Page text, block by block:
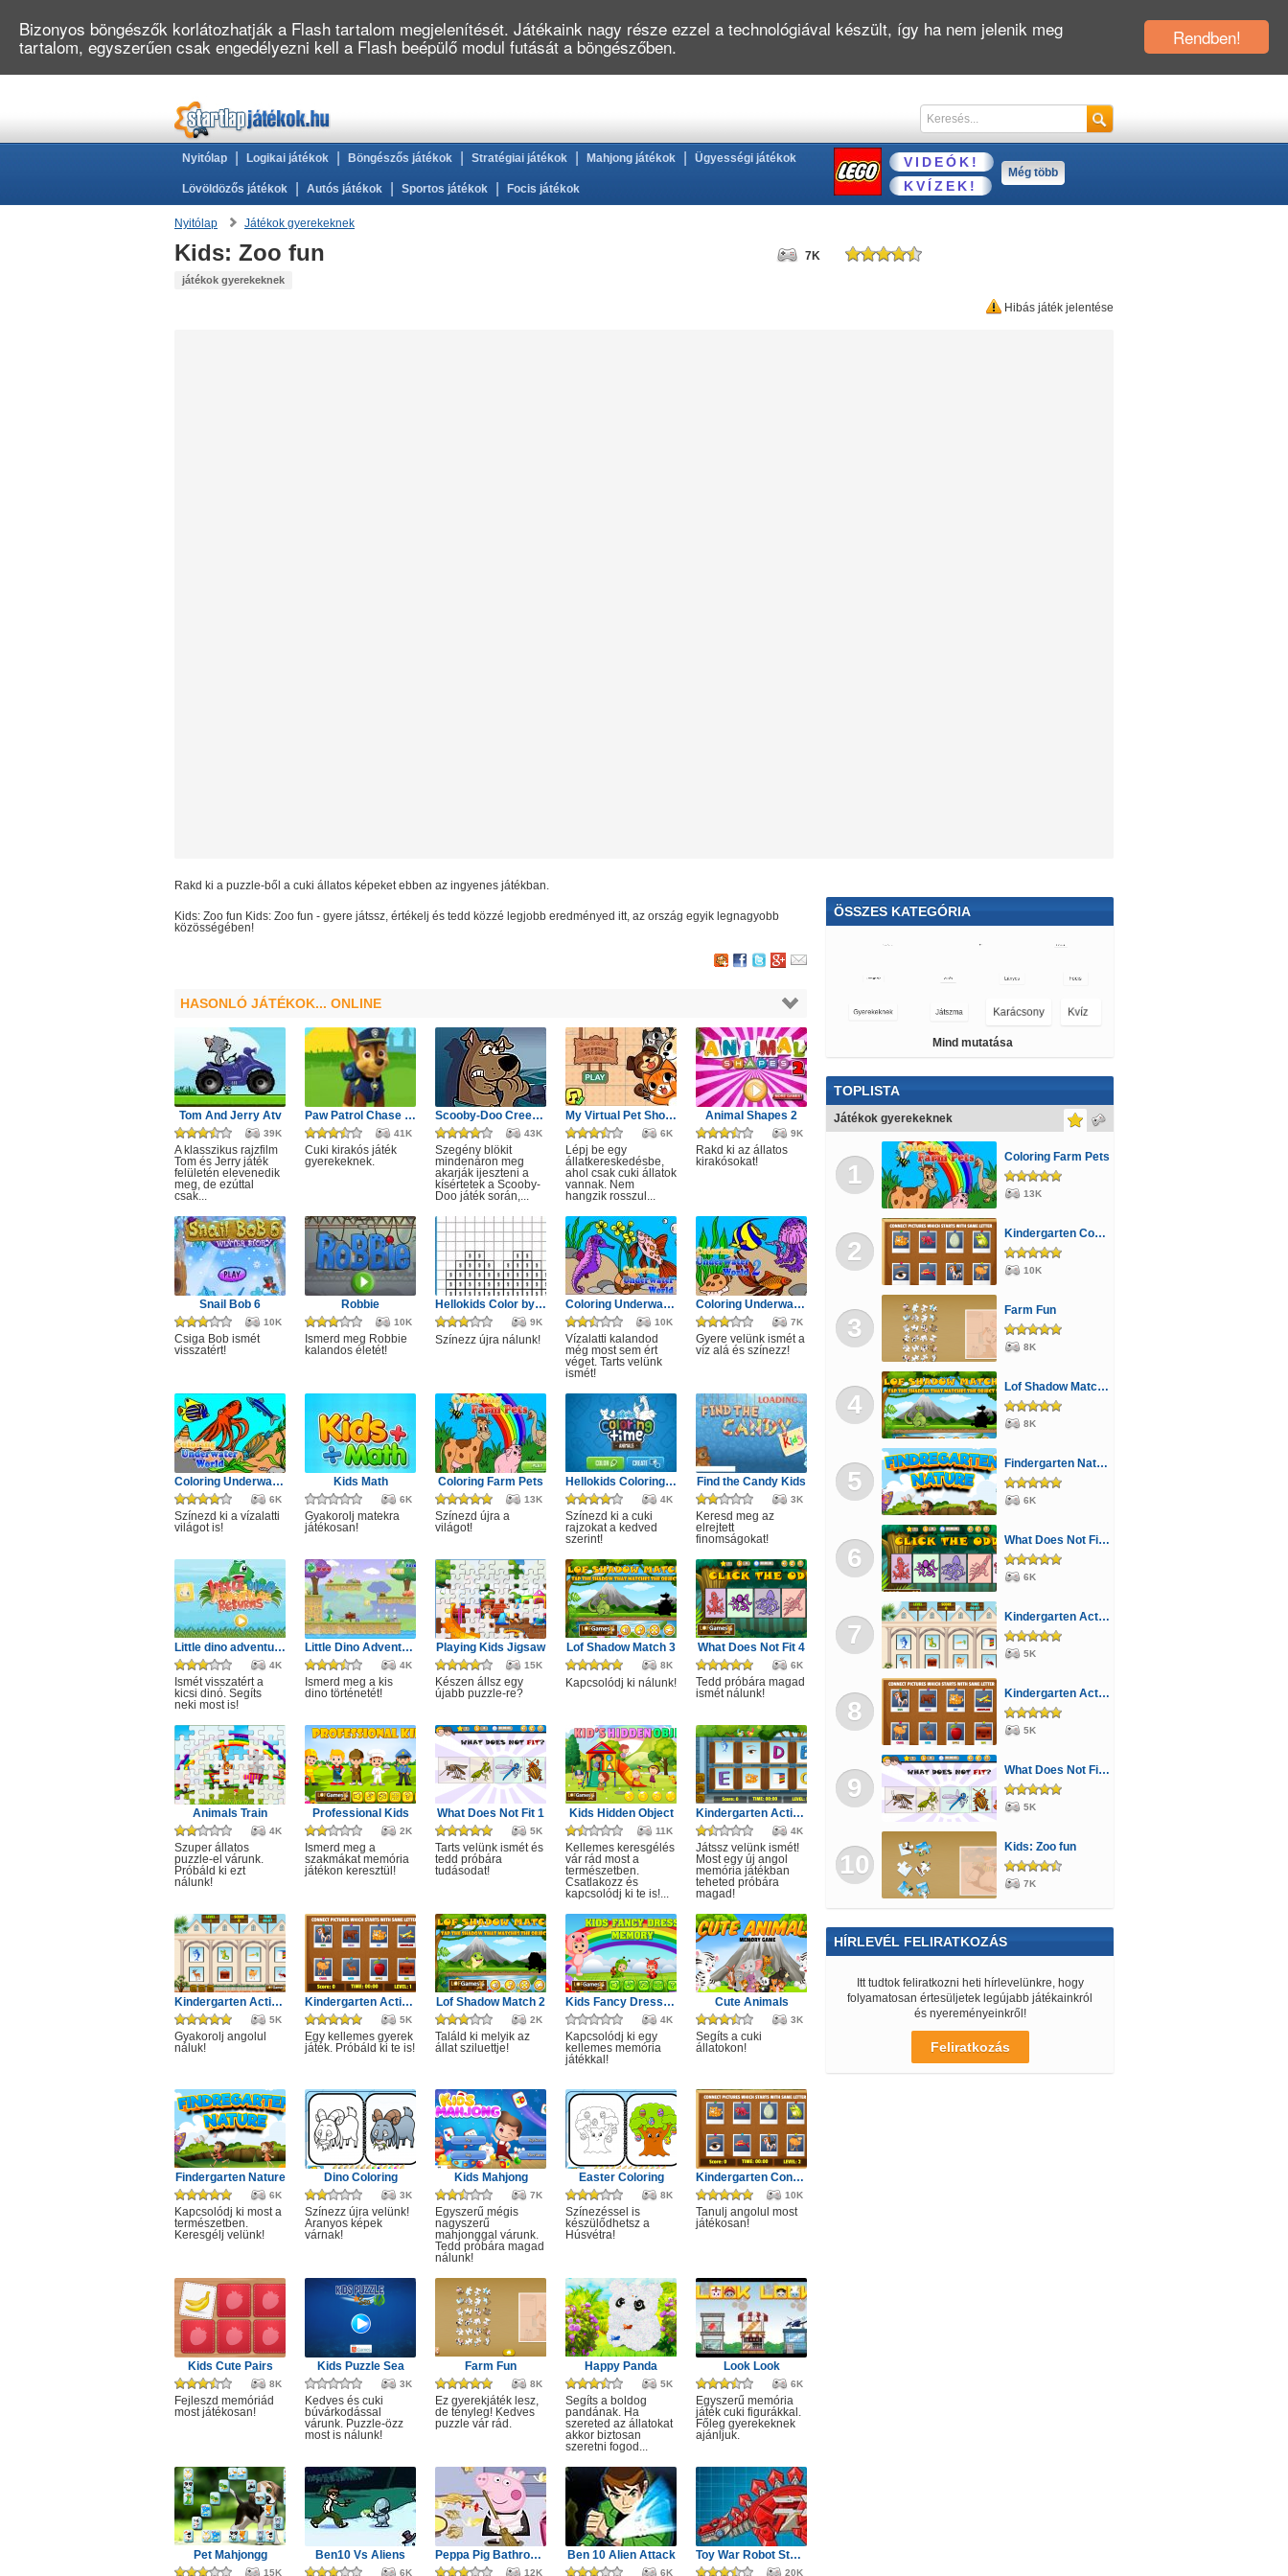
Nyitólap Logikai játékok Böngészős játékok Stratégiai játékok Mahjong játékok Ügyességi játékok
Lövöldözős játékok Autós játékok Sportos játékok Focis játékok
VIDEÓK!
KVÍZEK!
Még több
Nyitólap Játékok gyerekeknek
Kids: Zoo fun
játékok gyerekeknek
7K
Hibás játék jelentése
Rakd ki a puzzle-ből a cuki állatos képeket ebben az ingyenes játékban.
Kids: Zoo fun - gyere játssz, értékelj és tedd közzé legjobb eredményed itt, az ország egyik legnagyobb
Kids: Zoo fun
közösségében!
HASONLÓ JÁTÉKOK... ONLINE
Tom And Jerry Atv
39K
A klasszikus rajzfilm
Tom és Jerry játék
felületén elevenedik
meg, de ezúttal
csak...
Paw Patrol Chase Puzzle
41K
Cuki kirakós játék
gyerekeknek.
Scooby-Doo Creepy Castle
43K
Szegény blökit
mindenáron meg
akarják ijeszteni a
kísértetek a Scooby-
Doo játék során,...
My Virtual Pet Shop Cute Animals
6K
Lépj be egy
állatkereskedésbe,
ahol csak cuki állatok
vannak. Nem
hangzik rosszul...
Animal Shapes 2
9K
Rakd ki az állatos
kirakósokat!
Snail Bob 6
10K
Csiga Bob ismét
visszatért!
Robbie
10K
Ismerd meg Robbie
kalandos életét!
Hellokids Color by Number
9K
Színezz újra nálunk!
Coloring Underwater World 3
10K
Vízalatti kalandod
még most sem ért
véget. Tarts velünk
ismét!
Coloring Underwater World 2
7K
Gyere velünk ismét a
víz alá és színezz!
Coloring Underwater World
6K
Színezd ki a vízalatti
világot is!
Kids Math
6K
Gyakorolj matekra
játékosan!
Coloring Farm Pets
13K
Színezd újra a
világot!
Hellokids Coloring Time
4K
Színezd ki a cuki
rajzokat a kedved
szerint!
Find the Candy Kids
3K
Keresd meg az
elrejtett
finomságokat!
Little dino adventure returns
4K
Ismét visszatért a
kicsi dinó. Segíts
neki most is!
Little Dino Adventure
4K
Ismerd meg a kis
dino történetét!
Playing Kids Jigsaw
15K
Készen állsz egy
újabb puzzle-re?
Lof Shadow Match 3
8K
Kapcsolódj ki nálunk!
What Does Not Fit 4
6K
Tedd próbára magad
ismét nálunk!
Animals Train
4K
Szuper állatos
puzzle-el várunk.
Próbáld ki ezt
nálunk!
Professional Kids
2K
Ismerd meg a
szakmákat memória
játékon keresztül!
What Does Not Fit 1
5K
Tarts velünk ismét és
tedd próbára
tudásodat!
Kids Hidden Object
11K
Kellemes keresgélés
vár rád most a
természetben.
Csatlakozz és
kapcsolódj ki te is!...
Kindergarten Activity 4
4K
Játssz velünk ismét!
Most egy új angol
memória játékban
teheted próbára
magad!
Kindergarten Activity 3
5K
Gyakorolj angolul
náluk!
Kindergarten Activity 1
5K
Egy kellemes gyerek
játék. Próbáld ki te is!
Lof Shadow Match 2
2K
Találd ki melyik az
állat sziluettje!
Kids Fancy Dress Memory
4K
Kapcsolódj ki egy
kellemes memória
játékkal!
Cute Animals
3K
Segíts a cuki
állatokon!
Findergarten Nature
6K
Kapcsolódj ki most a
természetben.
Keresgélj velünk!
Dino Coloring
3K
Színezz újra velünk!
Aranyos képek
várnak!
Kids Mahjong
7K
Egyszerű mégis
nagyszerű
mahjonggal várunk.
Tedd próbára magad
nálunk!
Easter Coloring
8K
Színezéssel is
készülődhetsz a
Húsvétra!
Kindergarten Connect
10K
Tanulj angolul most
játékosan!
Kids Cute Pairs
8K
Fejleszd memóriád
most játékosan!
Kids Puzzle Sea
3K
Kedves és cuki
búvárkodással
várunk. Puzzle-özz
most is nálunk!
Farm Fun
8K
Ez gyerekjáték lesz,
de tényleg! Kedves
puzzle vár rád.
Happy Panda
5K
Segíts a boldog
pandának. Ha
szereted az állatokat
akkor biztosan
szeretni fogod...
Look Look
6K
Egyszerű memória
játék cuki figurákkal.
Főleg gyerekeknek
ajánljuk.
Pet Mahjongg
15K
Ben10 Vs Aliens
6K
Peppa Pig Bathroom Cleaning
12K
Ben 10 Alien Attack
6K
Toy War Robot Stegosaurus
20K
ÖSSZES KATEGÓRIA
Mind mutatása
TOPLISTA
Játékok gyerekeknek
1
Coloring Farm Pets
13K
2
Kindergarten Connect
10K
3
Farm Fun
8K
4
Lof Shadow Match 3
8K
5
Findergarten Nature
6K
6
What Does Not Fit 4
6K
7
Kindergarten Activity 3
5K
8
Kindergarten Activity 1
5K
9
What Does Not Fit 1
5K
10
Kids: Zoo fun
7K
HÍRLEVÉL FELIRATKOZÁS
Itt tudtok feliratkozni heti hírlevelünkre, hogy
folyamatosan értesüljetek legújabb játékainkról
és nyereményeinkről!
Feliratkozás
Rendben!
Bizonyos böngészők korlátozhatják a Flash tartalom megjelenítését. Játékaink nagy része ezzel a technológiával készült, így ha nem jelenik meg
tartalom, egyszerűen csak engedélyezni kell a Flash beépülő modul futását a böngészőben.